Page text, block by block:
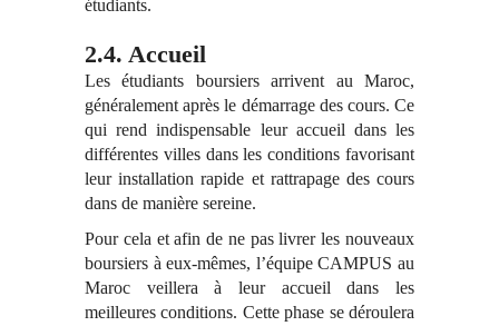
étudiants.
2.4. Accueil
Les étudiants boursiers arrivent au Maroc,
généralement après le démarrage des cours. Ce
qui rend indispensable leur accueil dans les
différentes villes dans les conditions favorisant
leur installation rapide et rattrapage des cours
dans de manière sereine.
Pour cela et afin de ne pas livrer les nouveaux
boursiers à eux-mêmes, l’équipe CAMPUS au
Maroc veillera à leur accueil dans les
meilleures conditions. Cette phase se déroulera